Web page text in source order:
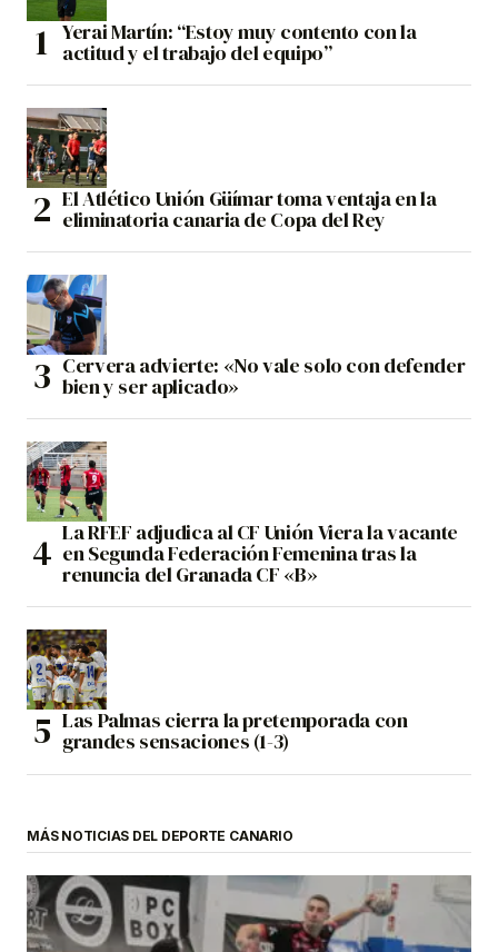
Yerai Martín: “Estoy muy contento con la
actitud y el trabajo del equipo”
El Atlético Unión Güímar toma ventaja en la
eliminatoria canaria de Copa del Rey
Cervera advierte: «No vale solo con defender
bien y ser aplicado»
La RFEF adjudica al CF Unión Viera la vacante
en Segunda Federación Femenina tras la
renuncia del Granada CF «B»
Las Palmas cierra la pretemporada con
grandes sensaciones (1-3)
MÁS NOTICIAS DEL DEPORTE CANARIO